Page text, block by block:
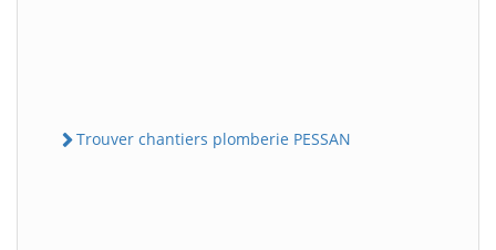
Trouver chantiers plomberie PESSAN